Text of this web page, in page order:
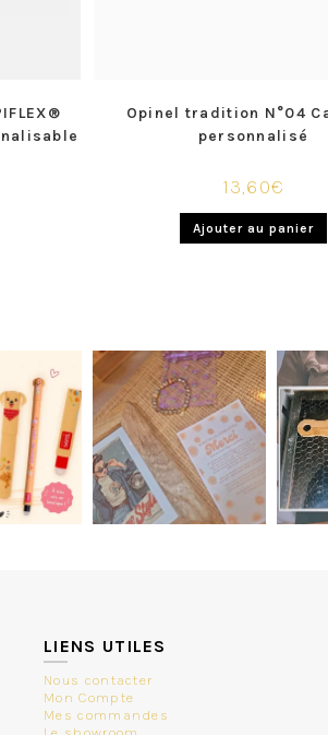
Opinel tradition N°04
personnalisé
13,60€
Ajouter au panier
LIENS UTILES
Nous contacter
Mon Compte
Mes commandes